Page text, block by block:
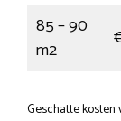
85 – 90
m2
Geschatte